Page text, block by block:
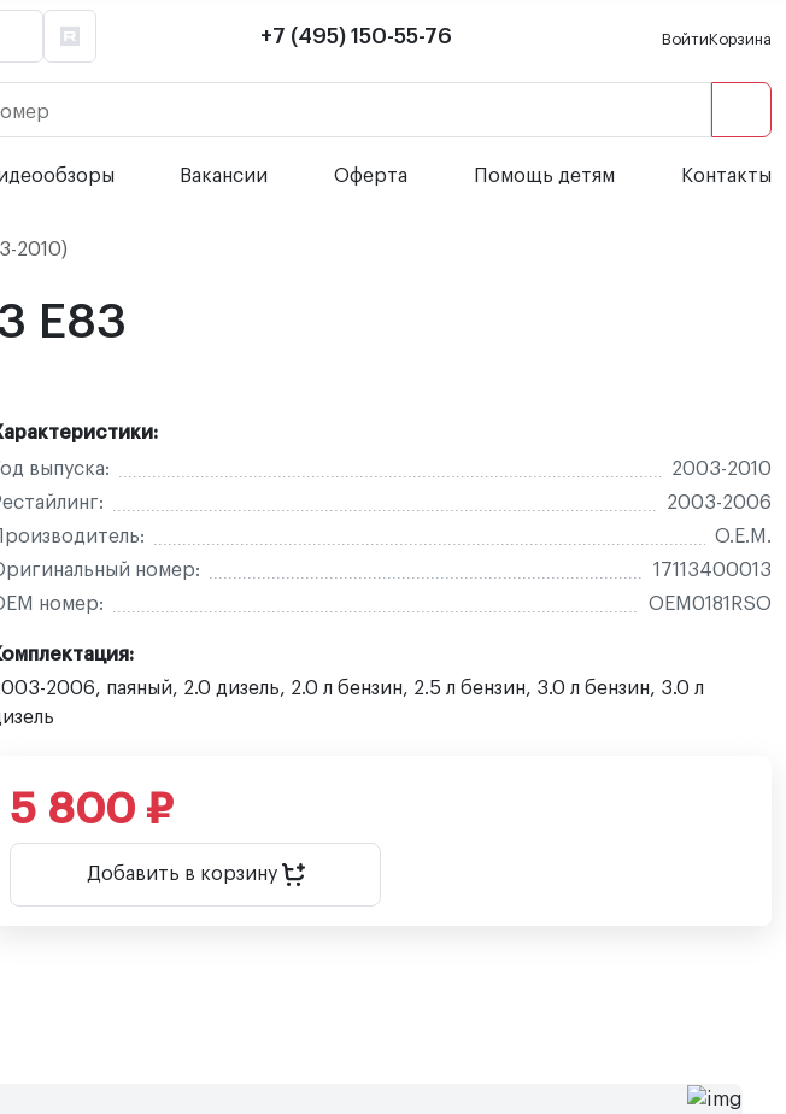
+7 (495) 150-55-76 ВойтиКорзина
Вакансии Оферта Помощь детям Контакты
2010)
E83
выпуска:
2003-2010
2003-2006
O.E.M.
номер:
17113400013
номер:
OEM0181RSO
2006, паяный, 2.0 дизель, 2.0 л бензин, 2.5 л бензин, 3.0 л бензин, 3.0 л
5 800 ₽
Добавить в корзину